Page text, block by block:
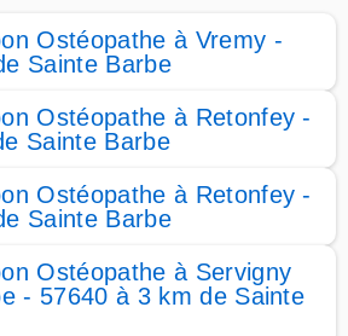
Ostéopathe à Vremy -
Sainte Barbe
Ostéopathe à Retonfey -
Sainte Barbe
Ostéopathe à Retonfey -
Sainte Barbe
Ostéopathe à Servigny
- 57640 à 3 km de Sainte